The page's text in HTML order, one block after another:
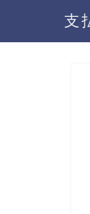
支